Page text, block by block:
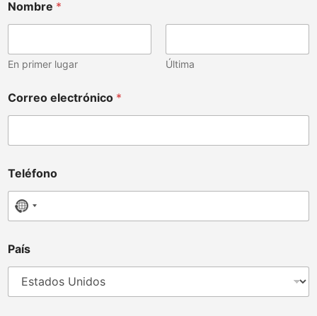
Nombre *
En primer lugar Última
Correo electrónico *
Teléfono
No country selected
e
n
País